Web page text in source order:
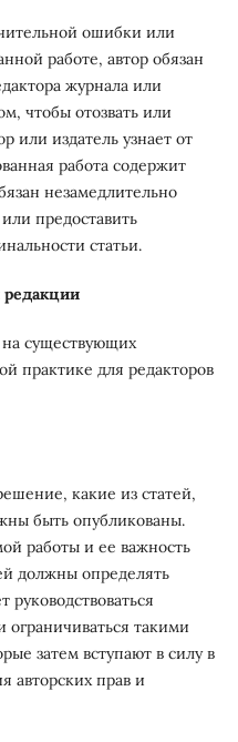
ошибки или
работе, автор обязан
журнала или
чтобы отозвать или
или издатель узнает от
работа содержит
незамедлительно
предоставить
статьи.
редакции
существующих
практике для редакторов
какие из статей,
быть опубликованы.
работы и ее важность
должны определять
такими
затем вступают в силу в
авторских прав и